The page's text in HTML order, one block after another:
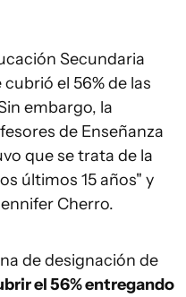
Secundaria
el 56% de las
embargo, la
de Enseñanza
que se trata de la
últimos 15 años" y
Cherro.
de designación de
el 56% entregando